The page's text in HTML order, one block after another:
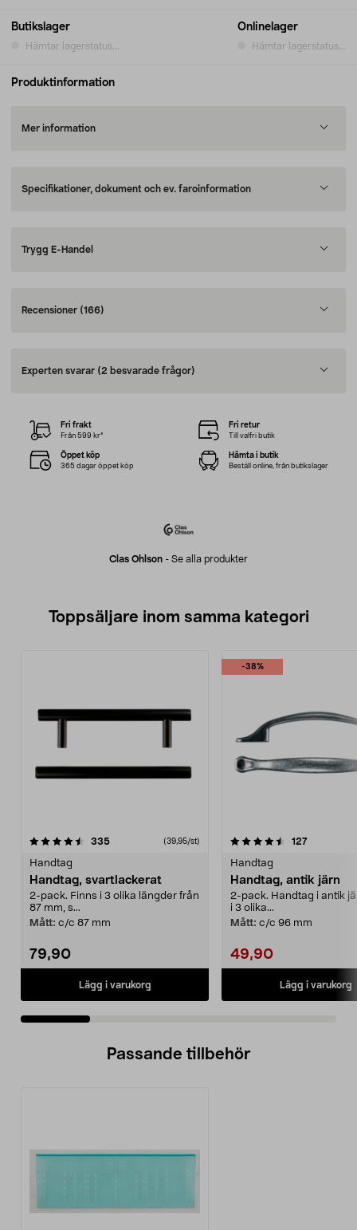
Butikslager
Hämtar lagerstatus...
Onlinelager
Hämtar lagerstatus...
Produktinformation
Mer information
Specifikationer, dokument och ev. faroinformation
Trygg E-Handel
Recensioner (166)
Experten svarar (2 besvarade frågor)
Clas Ohlson - Se alla produkter
Fri frakt
Från 599 kr*
Fri retur
Till valfri butik
Öppet köp
365 dagar öppet köp
Hämta i butik
Beställ online, från butikslager
Toppsäljare inom samma kategori
335recensioner (39,95/st)
Handtag
Handtag, svartlackerat
2-pack. Finns i 3 olika längder från
87 mm, s...
Mått: c/c 87 mm
79,90
Lägg i varukorg
-38%
4.5 av 5 stjärnor 127
Handtag
Handtag, antik järn
2-pack. Handtag i antik
i 3 olika...
Mått: c/c 96 mm
49,90
Lägg i varukorg
4.5 av 5 stjärnor
Passande tillbehör